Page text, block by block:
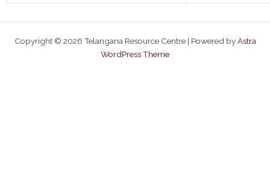
Copyright © 2026 Telangana Resource Centre | Powered byAstra
WordPress Theme